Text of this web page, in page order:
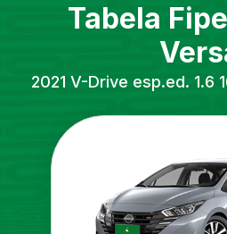
Tabela Fipe
2021 V-Drive esp.ed. 1.6